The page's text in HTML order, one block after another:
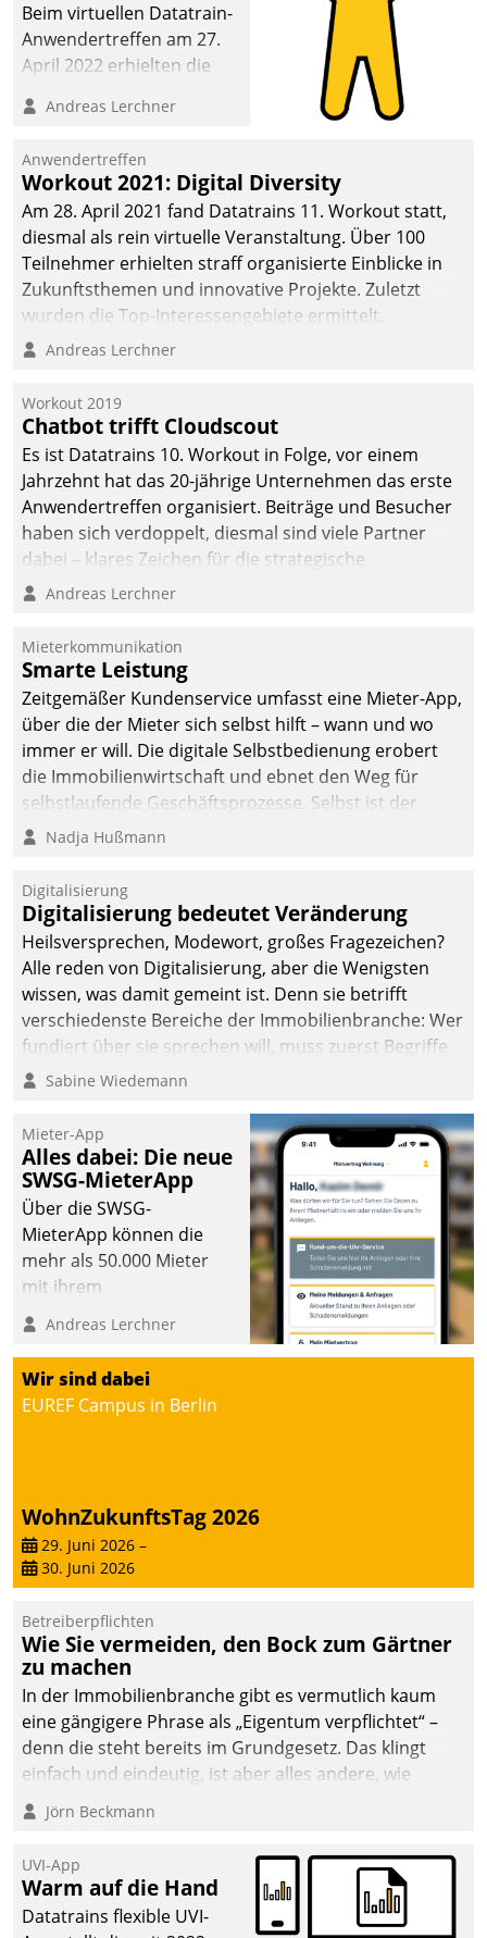
Beim virtuellen Datatrain-
Anwendertreffen am 27.
April 2022 erhielten die
Teilnehmer kurzweilige
Cloud-Strategien und -
Lösungen mit hohem
Zukunftspotenzial.
Andreas Lerchner
Anwendertreffen
Workout 2021: Digital Diversity
Am 28. April 2021 fand Datatrains 11. Workout statt,
diesmal als rein virtuelle Veranstaltung. Über 100
Teilnehmer erhielten straff organisierte Einblicke in
Zukunftsthemen und innovative Projekte. Zuletzt
wurden die Top-Interessengebiete ermittelt.
Andreas Lerchner
Workout 2019
Chatbot trifft Cloudscout
Es ist Datatrains 10. Workout in Folge, vor einem
Jahrzehnt hat das 20-jährige Unternehmen das erste
Anwendertreffen organisiert. Beiträge und Besucher
haben sich verdoppelt, diesmal sind viele Partner
dabei – klares Zeichen für die strategische
Fokussierung auf den Kunden.
Andreas Lerchner
Mieterkommunikation
Smarte Leistung
Zeitgemäßer Kundenservice umfasst eine Mieter-App,
über die der Mieter sich selbst hilft – wann und wo
immer er will. Die digitale Selbstbedienung erobert
die Immobilienwirtschaft und ebnet den Weg für
selbstlaufende Geschäftsprozesse. Selbst ist der
Kunde und smart der Serviceanbieter.
Nadja Hußmann
Digitalisierung
Digitalisierung bedeutet Veränderung
Heilsversprechen, Modewort, großes Fragezeichen?
Alle reden von Digitalisierung, aber die Wenigsten
wissen, was damit gemeint ist. Denn sie betrifft
verschiedenste Bereiche der Immobilienbranche: Wer
fundiert über sie sprechen will, muss zuerst Begriffe
klären. Ein Aspekt ist die betriebliche Optimierung:
Einsparungen durch optimierte und automatisierte
Prozesse. Doch man darf nicht zu viel erwarten: Allein
mit der Einführung einer neuen Software ist es nicht
getan. Die Digitalisierung erfordert von Unternehmen
die Bereitschaft, sich zu überprüfen, zu hinterfragen
und zu verändern.
Sabine Wiedemann
Mieter-App
Alles dabei: Die neue
SWSG-MieterApp
Über die SWSG-
MieterApp können die
mehr als 50.000 Mieter
mit ihrem
Wohnungsunternehmen
kommunizieren, auf dem
Laufenden bleiben, Daten
einsehen und ändern
oder
Andreas Lerchner
Wir sind dabei
EUREF Campus in Berlin
WohnZukunftsTag 2026
29. Juni 2026 –
30. Juni 2026
Betreiberpflichten
Wie Sie vermeiden, den Bock zum Gärtner
zu machen
In der Immobilienbranche gibt es vermutlich kaum
eine gängigere Phrase als „Eigentum verpflichtet“ –
denn die steht bereits im Grundgesetz. Das klingt
einfach und eindeutig, ist aber alles andere, wie
Branchenbeschäftigte wissen. Denn mit der
Verantwortung folgen Verpflichtungen.
Jörn Beckmann
UVI-App
Warm auf die Hand
Datatrains flexible UVI-